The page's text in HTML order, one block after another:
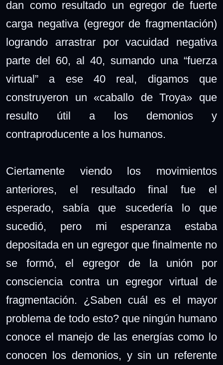
dan como resultado un egregor de fuerte
carga negativa (egregor de fragmentación)
logrando arrastrar por vacuidad negativa
parte del 60, al 40, sumando una “fuerza
virtual” a ese 40 real, digamos que
construyeron un «caballo de Troya» que
resulto útil a los demonios y
contraproducente a los humanos.
Ciertamente viendo los movimientos
anteriores, el resultado final fue el
esperado, sabía que sucedería lo que
sucedió, pero mi esperanza estaba
depositada en un egregor que finalmente no
se formó, el egregor de la unión por
consciencia contra un egregor virtual de
fragmentación. ¿Saben cuál es el mayor
problema de todo esto? que ningún humano
conoce el manejo de las energías como lo
conocen los demonios, y sin un referente